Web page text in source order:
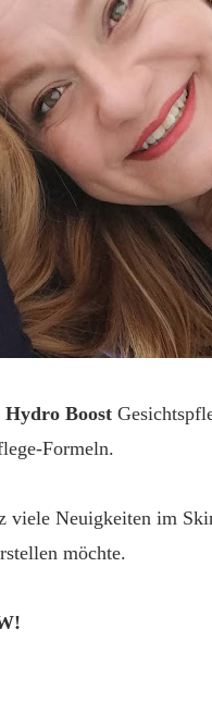
Hydro Boost
Formeln.
Neuigkeiten im
möchte.